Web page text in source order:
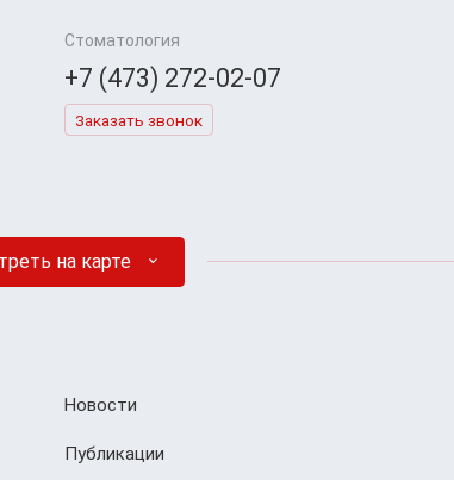
Стоматология
+7 (473) 272-02-07
Заказать звонок
на карте
Новости
Публикации